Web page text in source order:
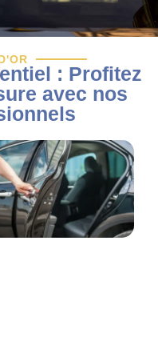
: Profitez
avec nos